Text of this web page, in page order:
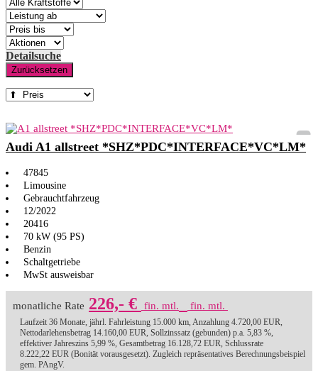
Detailsuche
Zurücksetzen
Audi A1 allstreet *SHZ*PDC*INTERFACE*VC*LM*
47845
Limousine
Gebrauchtfahrzeug
12/2022
20416
70 kW (95 PS)
Benzin
Schaltgetriebe
MwSt ausweisbar
monatliche Rate 226,- € fin. mtl. fin. mtl.
Laufzeit 36 Monate, jährl. Fahrleistung 15.000 km, Anzahlung 4.720,00 EUR,
Nettodarlehensbetrag 14.160,00 EUR, Sollzinssatz (gebunden) p.a. 5,83 %,
effektiver Jahreszins 5,99 %, Gesamtbetrag 16.128,72 EUR, Schlussrate
8.222,22 EUR (Bonität vorausgesetzt). Zugleich repräsentatives Berechnungsbeispiel
gem. PAngV.